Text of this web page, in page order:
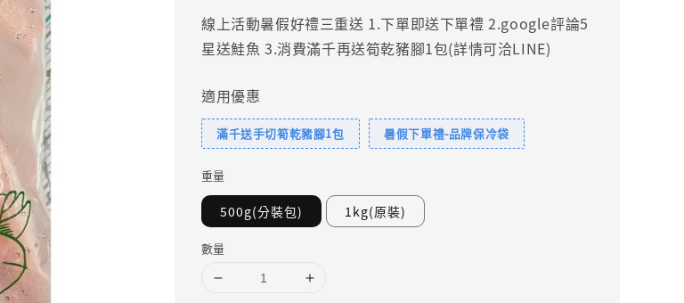
線上活動暑假好禮三重送 1.下單即送下單禮 2.google評論5
星送鮭魚 3.消費滿千再送筍乾豬腳1包(詳情可洽LINE)
適用優惠
滿千送手切筍乾豬腳1包 暑假下單禮-品牌保冷袋
重量
500g(分裝包) 1kg(原裝)
數量